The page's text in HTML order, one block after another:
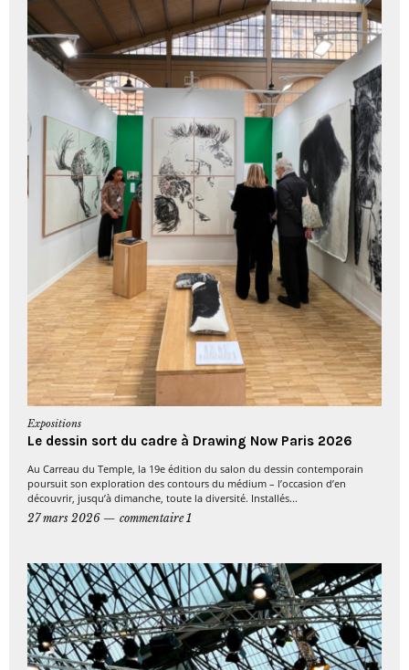
Expositions
Le dessin sort du cadre à Drawing Now Paris 2026
Au Carreau du Temple, la 19e édition du salon du dessin contemporain
poursuit son exploration des contours du médium – l’occasion d’en
découvrir, jusqu’à dimanche, toute la diversité. Installés...
27 mars 2026
commentaire 1